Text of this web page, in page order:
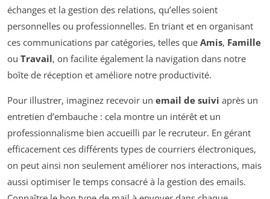
échanges et la gestion des relations, qu’elles soient
personnelles ou professionnelles. En triant et en organisant
ces communications par catégories, telles que Amis, Famille
ou Travail, on facilite également la navigation dans notre
boîte de réception et améliore notre productivité.
Pour illustrer, imaginez recevoir un email de suivi après un
entretien d’embauche : cela montre un intérêt et un
professionnalisme bien accueilli par le recruteur. En gérant
efficacement ces différents types de courriers électroniques,
on peut ainsi non seulement améliorer nos interactions, mais
aussi optimiser le temps consacré à la gestion des emails.